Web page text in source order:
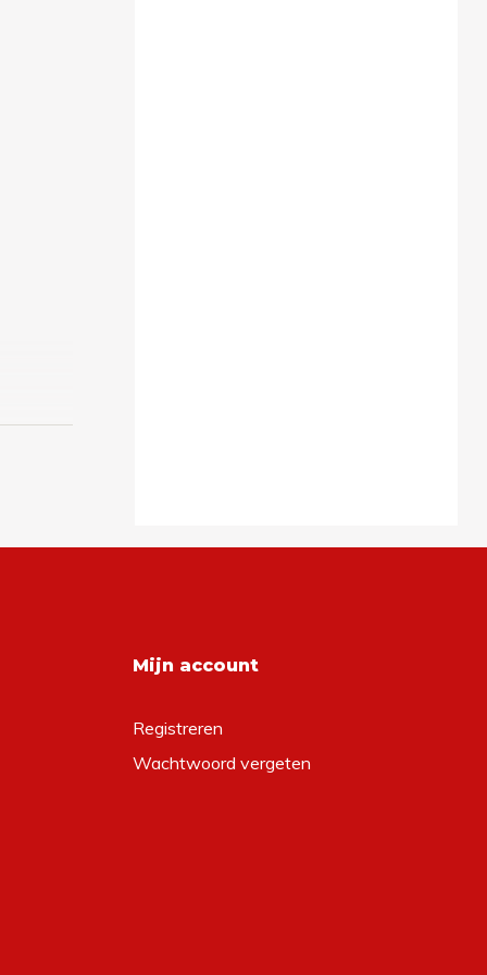
Mijn account
Registreren
Wachtwoord vergeten